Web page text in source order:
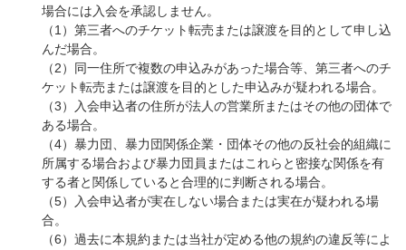
場合には入会を承認しません。
（1）第三者へのチケット転売または譲渡を目的として申し込
んだ場合。
（2）同一住所で複数の申込みがあった場合等、第三者へのチ
ケット転売または譲渡を目的とした申込みが疑われる場合。
（3）入会申込者の住所が法人の営業所またはその他の団体で
ある場合。
（4）暴力団、暴力団関係企業・団体その他の反社会的組織に
所属する場合および暴力団員またはこれらと密接な関係を有
する者と関係していると合理的に判断される場合。
（5）入会申込者が実在しない場合または実在が疑われる場
合。
（6）過去に本規約または当社が定める他の規約の違反等によ